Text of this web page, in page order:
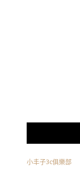
小丰子3c俱樂部